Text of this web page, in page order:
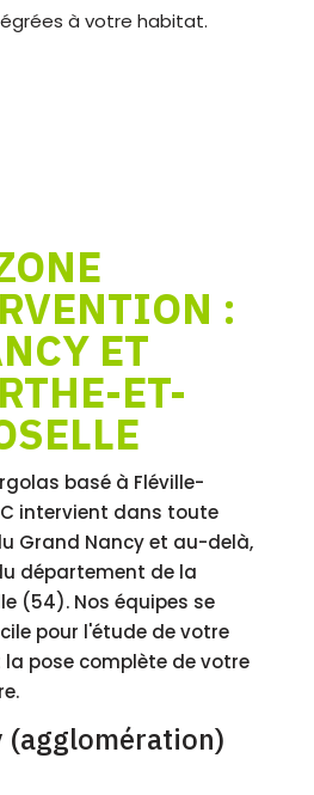
à votre habitat.
:
ET
ET-
basé à Fléville-
intervient dans toute
Grand Nancy et au-delà,
département de la
(54). Nos équipes se
pour l'étude de votre
pose complète de votre
(agglomération)